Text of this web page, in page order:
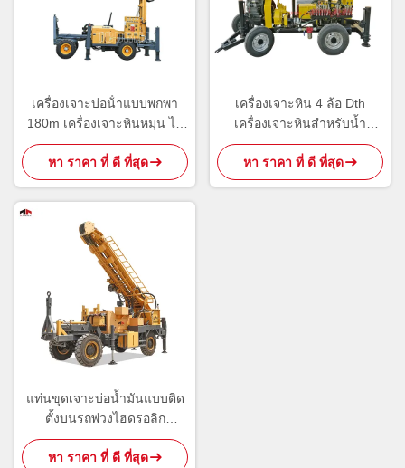
เครื่องเจาะบ่อน้ําแบบพกพา
180m เครื่องเจาะหินหมุน ไฮ
ดรอลิก
หา ราคา ที่ ดี ที่สุด
เครื่องเจาะหิน 4 ล้อ Dth
เครื่องเจาะหินสำหรับน้ำ
110m
หา ราคา ที่ ดี ที่สุด
แท่นขุดเจาะบ่อน้ำมันแบบติด
ตั้งบนรถพ่วงไฮดรอลิก
TWD600 สี่ล้อ
หา ราคา ที่ ดี ที่สุด